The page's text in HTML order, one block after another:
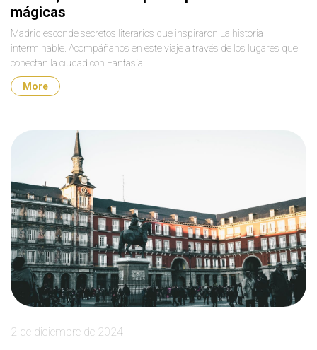
mágicas
Madrid esconde secretos literarios que inspiraron La historia
interminable. Acompáñanos en este viaje a través de los lugares que
conectan la ciudad con Fantasía.
More
2 de diciembre de 2024